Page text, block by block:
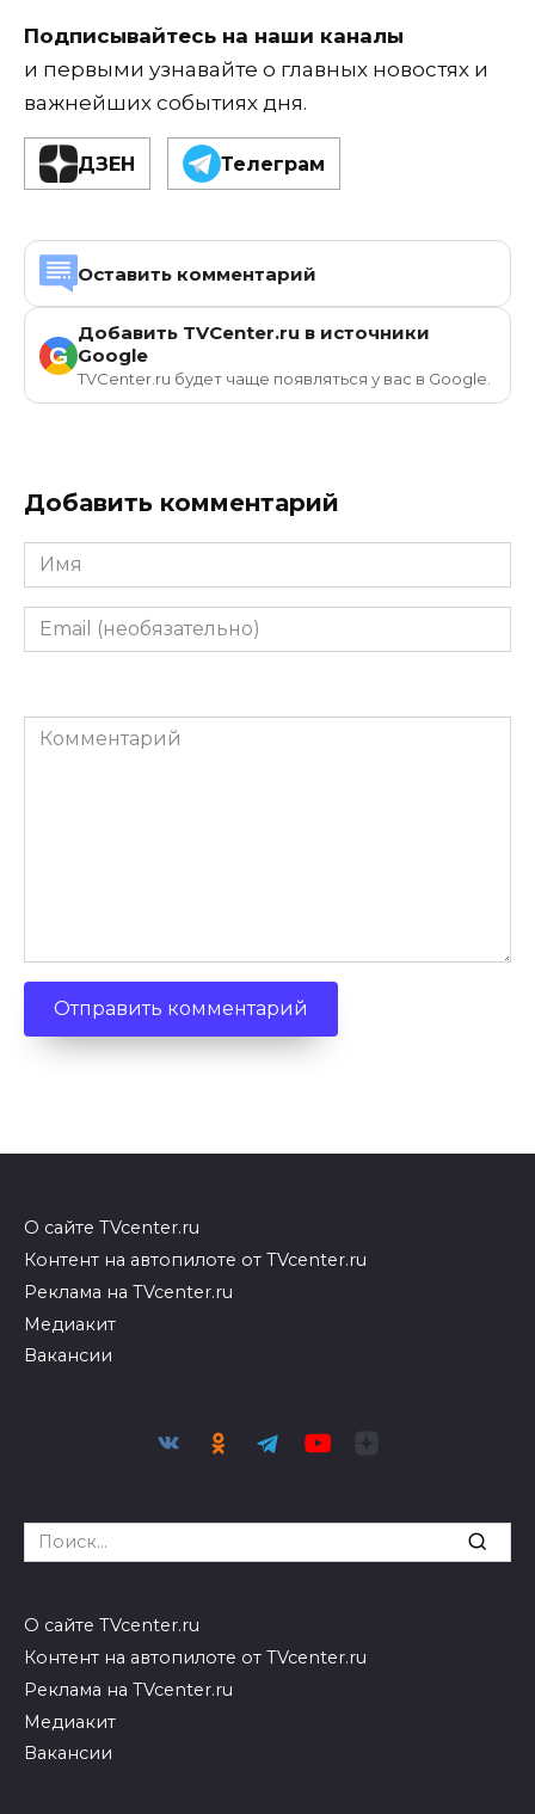
Подписывайтесь на наши каналы
и первыми узнавайте о главных новостях и
важнейших событиях дня.
ДЗЕН Телеграм
Оставить комментарий
G
Добавить TVCenter.ru в источники
Google
TVCenter.ru будет чаще появляться у вас в Google.
Добавить комментарий
Имя
Email
(необязательно)
Комментарий
О сайте TVcenter.ru
Контент на автопилоте от TVcenter.ru
Реклама на TVcenter.ru
Медиакит
Вакансии
Search
for:
О сайте TVcenter.ru
Контент на автопилоте от TVcenter.ru
Реклама на TVcenter.ru
Медиакит
Вакансии